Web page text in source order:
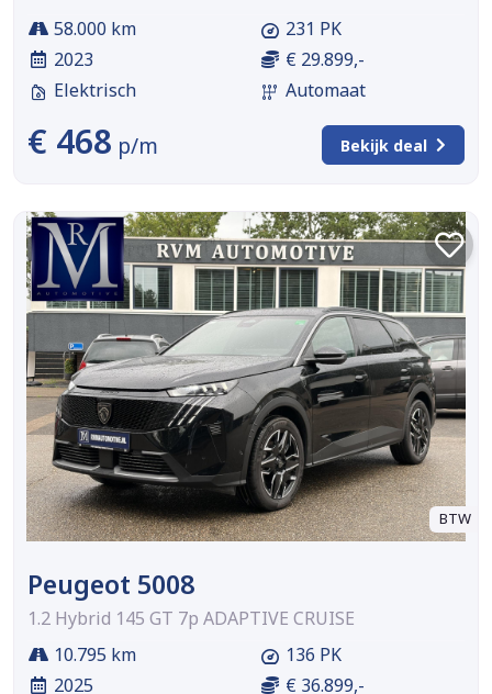
58.000 km
2023
Elektrisch
231 PK
€ 29.899,-
Automaat
€ 468 p/m Bekijk deal
BTW
Peugeot 5008
1.2 Hybrid 145 GT 7p ADAPTIVE CRUISE
10.795 km
2025
136 PK
€ 36.899,-